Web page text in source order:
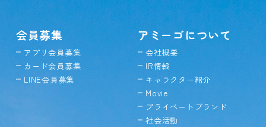
会員募集
アプリ会員募集
カード会員募集
LINE会員募集
アミーゴについて
会社概要
IR情報
キャラクター紹介
Movie
プライベートブランド
社会活動